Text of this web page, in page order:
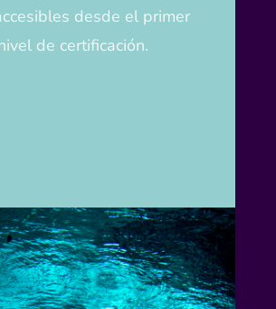
desde el primer
de certificación.